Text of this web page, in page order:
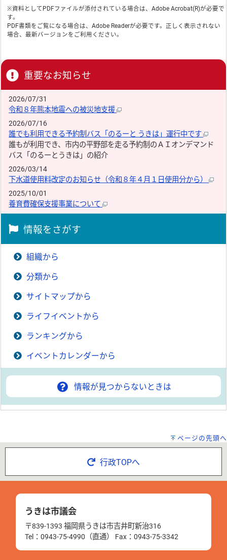
※資料としてPDFファイルが添付されている場合は、Adobe Acrobat(R)が必要で
す。
PDF書類をご覧になる場合は、Adobe Readerが必要です。正しく表示されない
場合、最新バージョンをご利用ください。
重要なお知らせ
2026/07/31
令和８年熊本地震への被災地支援
2026/07/16
誰でも利用できる予約制バス「のるーと うきは」運行中です
誰もが利用でき、市内の平野部を走る予約制のＡＩオンデマンド
バス「のるーとうきは」の紹介
2026/03/14
下水道使用料改定のお知らせ（令和８年４月１日使用分から）
2025/10/01
養育費確保支援事業について
情報をさがす
組織から
分類から
サイトマップから
ライフイベントから
ランキングから
イベントカレンダーから
情報が見つからないときは
ページの先頭へ
行政TOPへ
うきは市議会
〒839-1393 福岡県うきは市吉井町新治316
Tel：0943-75-4990（直通） Fax：0943-75-3342